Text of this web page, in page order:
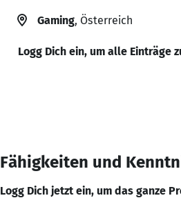
Gaming, Österreich
Logg Dich ein, um alle Einträge
Fähigkeiten und
Logg Dich jetzt ein, um das ganze